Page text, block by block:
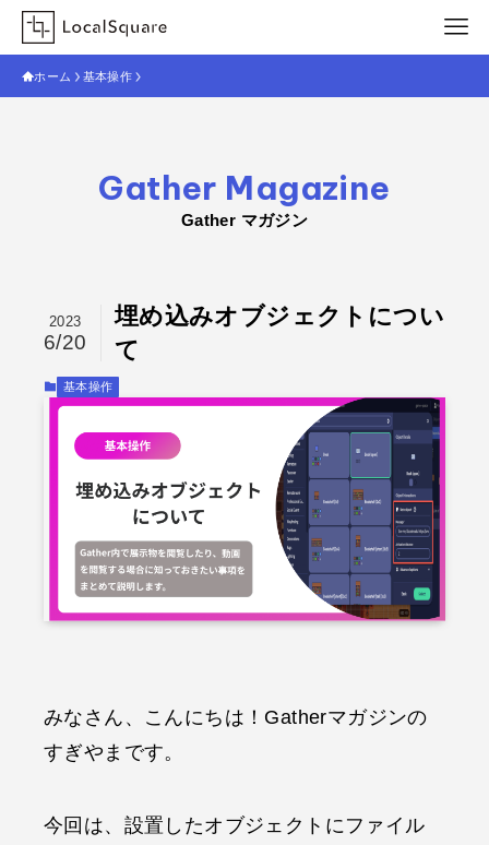
ホーム 基本操作
Gather Magazine
Gather マガジン
埋め込みオブジェクトについ
て
2023
6/20
基本操作
みなさん、こんにちは！Gatherマガジンの
すぎやまです。
今回は、設置したオブジェクトにファイル